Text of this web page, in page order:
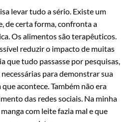
levar tudo a sério. Existe um
de certa forma, confronta a
Os alimentos são terapêuticos.
reduzir o impacto de muitas
que tudo passasse por pesquisas,
para demonstrar sua
acontece. Também não era
das redes sociais. Na minha
com leite fazia mal e que